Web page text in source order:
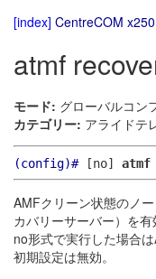
[index] CentreCOM
atmf
モード: グローバルコン
カテゴリー: アライドテ
(config)#[no] atmf
AMFクリーン状態のノ
カバリーサーバー）を有
no形式で実行した場合
初期設定は無効。